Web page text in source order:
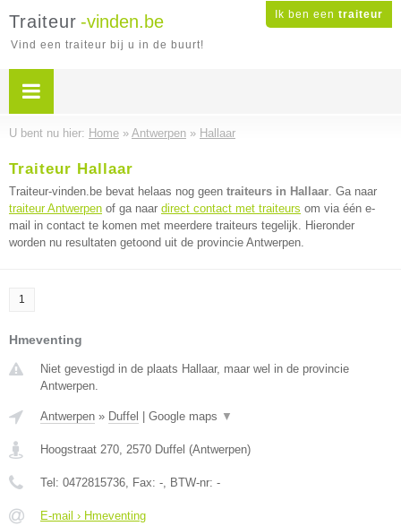
Ik ben een traiteur
Traiteur -vinden.be
Vind een traiteur bij u in de buurt!
U bent nu hier: Home » Antwerpen » Hallaar
Traiteur Hallaar
Traiteur-vinden.be bevat helaas nog geen traiteurs in Hallaar. Ga naar
traiteur Antwerpen of ga naar direct contact met traiteurs om via één e-
mail in contact te komen met meerdere traiteurs tegelijk. Hieronder
worden nu resultaten getoond uit de provincie Antwerpen.
1
Hmeventing
Niet gevestigd in de plaats Hallaar, maar wel in de provincie
Antwerpen.
Antwerpen » Duffel Google maps ▼
Hoogstraat 270, 2570 Duffel (Antwerpen)
Tel: 0472815736, Fax: -, BTW-nr: -
E-mail › Hmeventing